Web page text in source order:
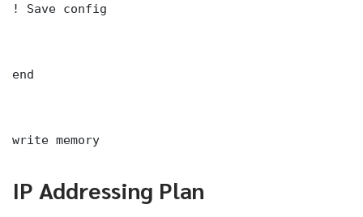
! Save config
end
write memory
IP Addressing Plan